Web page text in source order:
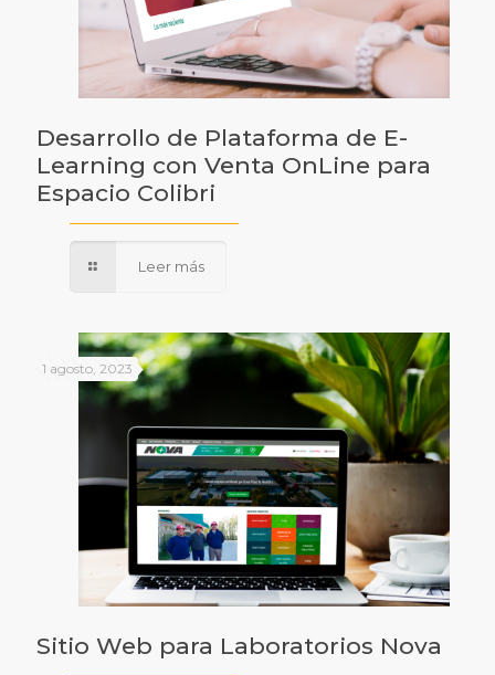
Desarrollo de Plataforma de E-
Learning con Venta OnLine para
Espacio Colibri
Leer más
1 agosto, 2023
Sitio Web para Laboratorios Nova